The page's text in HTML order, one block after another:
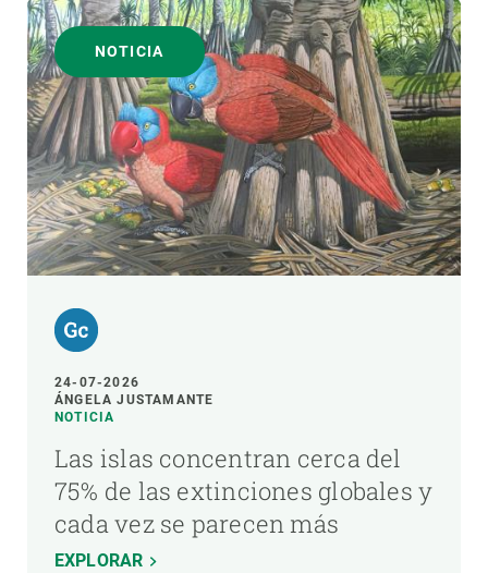
NOTICIA
24-07-2026
ÁNGELA JUSTAMANTE
NOTICIA
Las islas concentran cerca del
75% de las extinciones globales y
cada vez se parecen más
EXPLORAR